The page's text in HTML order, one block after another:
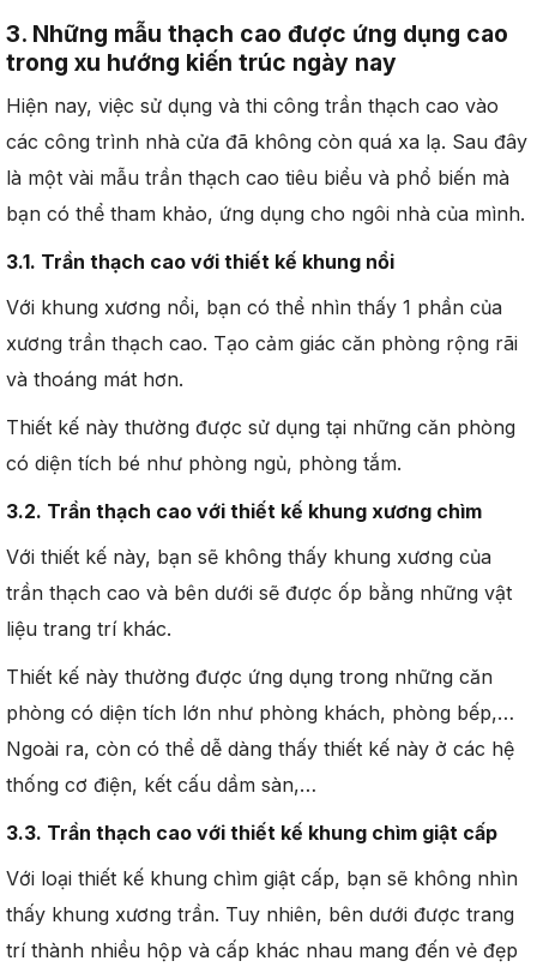
3. Những mẫu thạch cao được ứng dụng cao
trong xu hướng kiến trúc ngày nay
Hiện nay, việc sử dụng và thi công trần thạch cao vào
các công trình nhà cửa đã không còn quá xa lạ. Sau đây
là một vài mẫu trần thạch cao tiêu biểu và phổ biến mà
bạn có thể tham khảo, ứng dụng cho ngôi nhà của mình.
3.1. Trần thạch cao với thiết kế khung nổi
Với khung xương nổi, bạn có thể nhìn thấy 1 phần của
xương trần thạch cao. Tạo cảm giác căn phòng rộng rãi
và thoáng mát hơn.
Thiết kế này thường được sử dụng tại những căn phòng
có diện tích bé như phòng ngủ, phòng tắm.
3.2. Trần thạch cao với thiết kế khung xương chìm
Với thiết kế này, bạn sẽ không thấy khung xương của
trần thạch cao và bên dưới sẽ được ốp bằng những vật
liệu trang trí khác.
Thiết kế này thường được ứng dụng trong những căn
phòng có diện tích lớn như phòng khách, phòng bếp,…
Ngoài ra, còn có thể dễ dàng thấy thiết kế này ở các hệ
thống cơ điện, kết cấu dầm sàn,…
3.3. Trần thạch cao với thiết kế khung chìm giật cấp
Với loại thiết kế khung chìm giật cấp, bạn sẽ không nhìn
thấy khung xương trần. Tuy nhiên, bên dưới được trang
trí thành nhiều hộp và cấp khác nhau mang đến vẻ đẹp